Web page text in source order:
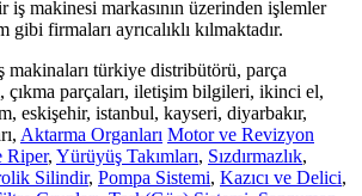
iş makinesi markasının üzerinden işlemler
gibi firmaları ayrıcalıklı kılmaktadır.
makinaları türkiye distribütörü, parça
çıkma parçaları, iletişim bilgileri, ikinci el,
eskişehir, istanbul, kayseri, diyarbakır,
Aktarma Organları Motor ve Revizyon
Riper, Yürüyüş Takımları, Sızdırmazlık,
Silindir, Pompa Sistemi, Kazıcı ve Delici,